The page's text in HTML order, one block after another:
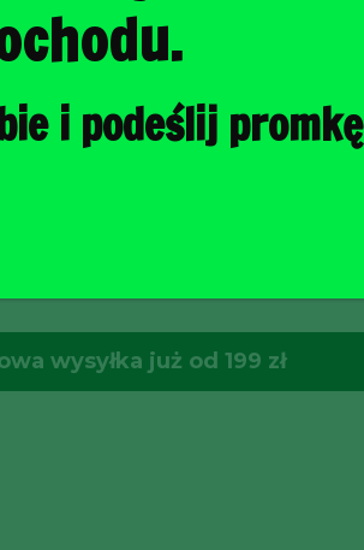
wysyłka już od 199 zł
i podeślij promkę